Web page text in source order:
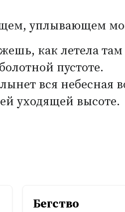
уплывающем
как летела там
пустоте.
вся небесная
уходящей высоте.
Бегство